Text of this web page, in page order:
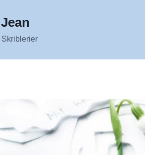
Skriblerier